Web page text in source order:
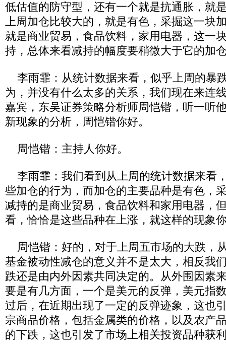
低估值的防守型，还有一个就是抗通胀，就
上周加仓比较大的，就是有色，采掘这一块
就是商业贸易，食品饮料，家用电器，这一
持，总体来看减持的幅度要稍微大于它的加
李雨霏：从统计数据来看，似乎上周的暴
为，并没有什么太多的关系，我们现在来连
嘉宾，东吴证券策略分析师周恺锴，听一听
新现象的分析，周恺锴你好。
周恺锴：主持人你好。
李雨霏：我们看到从上周的统计数据来看
些加仓的行为，而加仓的主要品种是有色，
减持的是商业贸易，食品饮料和家用电器，
看，恰恰是这些品种在上涨，就这样的现象
周恺锴：好的，对于上周五市场的大跌，
基金被动性减仓的意义并不是太大，相反我
跌还是由内外因素共同决定的。从外围因素
要是有几方面，一个是美元的反弹，美元指
过后，在近期出现了一定的反弹迹象，这也
宗商品价格，包括金属类的价格，以及农产
的下跌，这也引发了市场上相关投资品种获